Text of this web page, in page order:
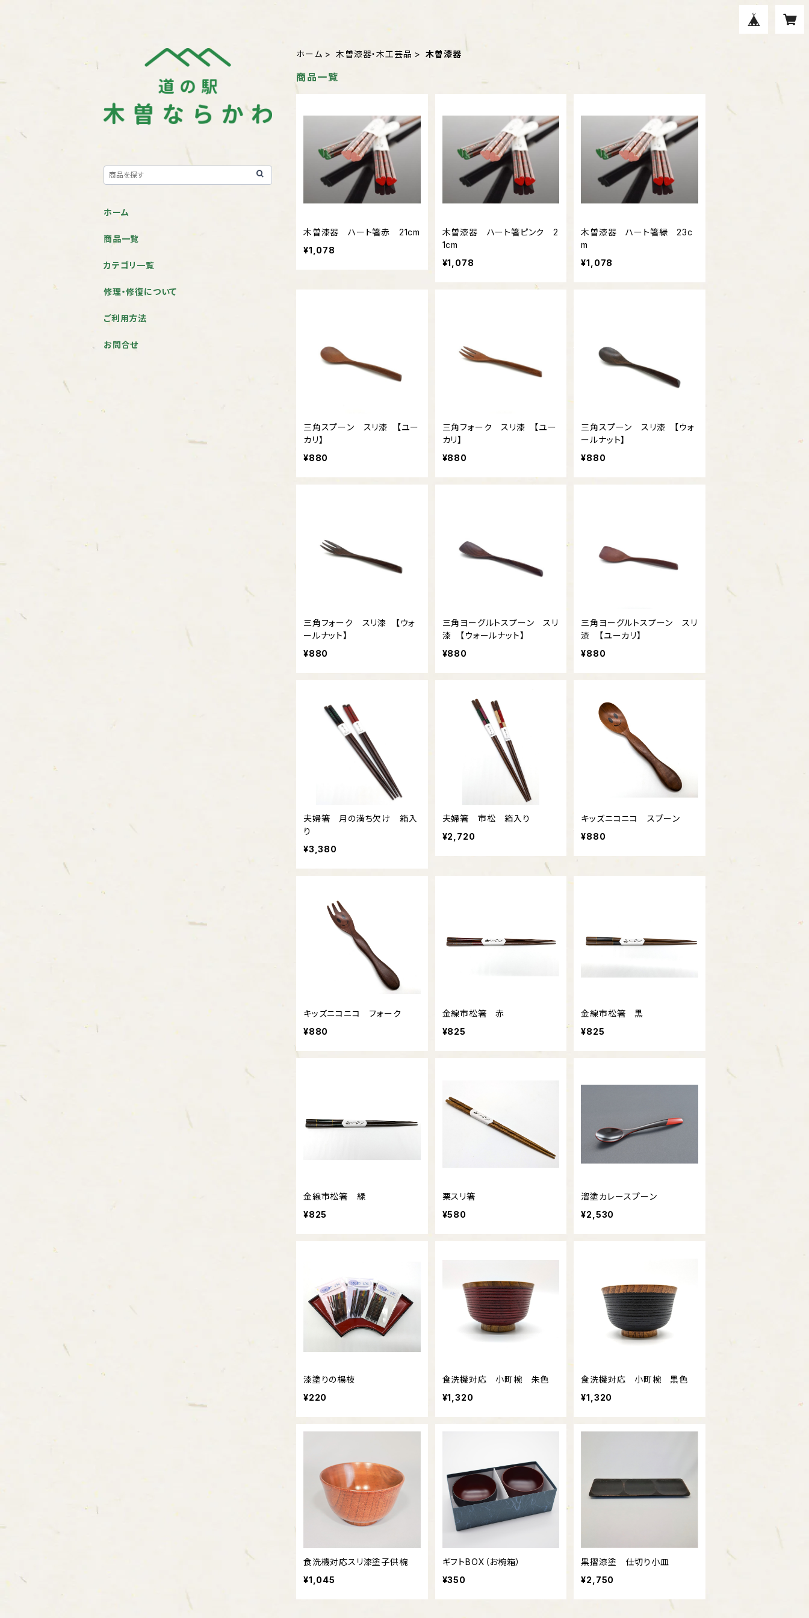
ホーム 木曽漆器・木工芸品 木曽漆器
商品一覧
木曽漆器 ハート箸赤 21cm
¥1,078
木曽漆器 ハート箸ピンク 2
1cm
¥1,078
木曽漆器 ハート箸緑 23c
m
¥1,078
三角スプーン スリ漆 【ユー
カリ】
¥880
三角フォーク スリ漆 【ユー
カリ】
¥880
三角スプーン スリ漆 【ウォ
ールナット】
¥880
三角フォーク スリ漆 【ウォ
ールナット】
¥880
三角ヨーグルトスプーン スリ
漆 【ウォールナット】
¥880
三角ヨーグルトスプーン スリ
漆 【ユーカリ】
¥880
夫婦箸 月の満ち欠け 箱入
り
¥3,380
夫婦箸 市松 箱入り
¥2,720
キッズニコニコ スプーン
¥880
キッズニコニコ フォーク
¥880
金線市松箸 赤
¥825
金線市松箸 黒
¥825
金線市松箸 緑
¥825
栗スリ箸
¥580
溜塗カレースプーン
¥2,530
漆塗りの楊枝
¥220
食洗機対応 小町椀 朱色
¥1,320
食洗機対応 小町椀 黒色
¥1,320
食洗機対応スリ漆塗子供椀
¥1,045
ギフトBOX（お椀箱）
¥350
黒摺漆塗 仕切り小皿
¥2,750
ホーム
商品一覧
カテゴリ一覧
修理・修復について
ご利用方法
お問合せ